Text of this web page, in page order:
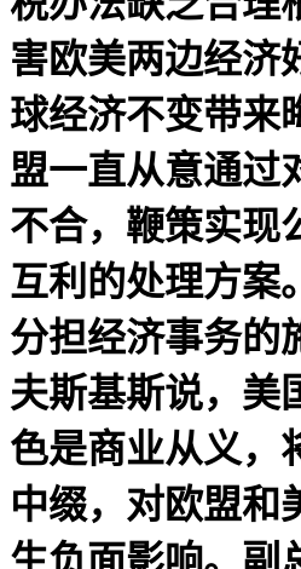
害欧美两边经济
球经济不变带来
盟一直从意通过
不合，鞭策实现
互利的处理方案
分担经济事务的
夫斯基斯说，美
色是商业从义，
中缀，对欧盟和
生负面影响。副